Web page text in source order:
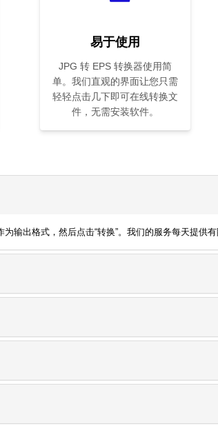
易于使用
JPG 转 EPS 转换器使用简
单。我们直观的界面让您只需
轻轻点击几下即可在线转换文
件，无需安装软件。
出格式，然后点击“转换”。我们的服务每天提供有